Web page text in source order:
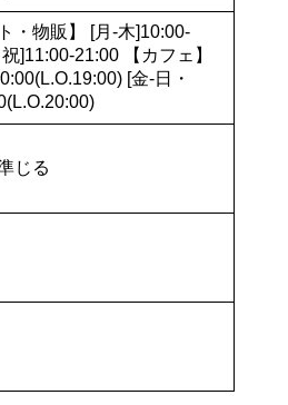
・物販】 [月-木]10:00-
]11:00-21:00 【カフェ】
[金-日・
じる